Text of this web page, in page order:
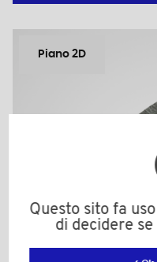
Piano 2D
Questo sito fa
di decidere